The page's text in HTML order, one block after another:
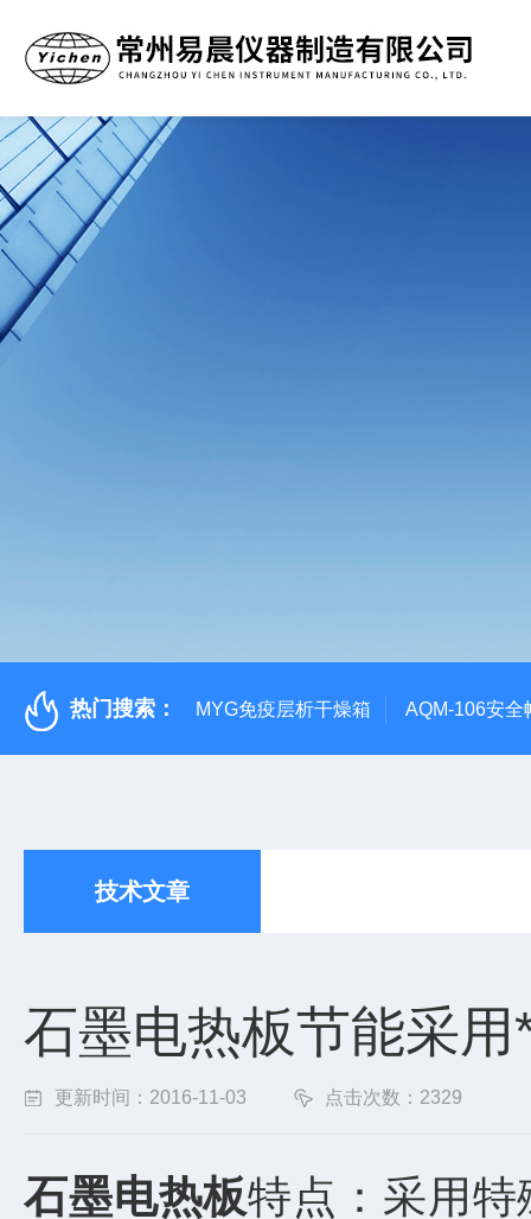
热门搜索： MYG免疫层析干燥箱 AQM-106安全
技术文章
石墨电热板节能采
更新时间：2016-11-03 点击次数：2329
石墨电热板特点：采用